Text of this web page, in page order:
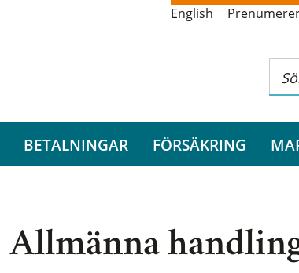
English
BETALNINGAR FÖRSÄKRING
Allmänna